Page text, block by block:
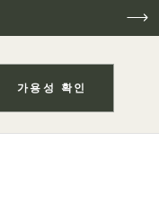
가용성 확인